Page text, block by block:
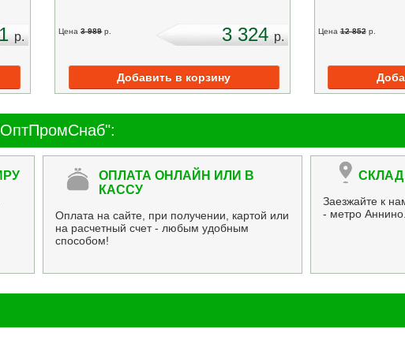
p. Цена 3 989 p. 3 324p. Цена 12 852 p.
ОПЛАТА ОНЛАЙН ИЛИ В
КАССУ
Оплата на сайте, при получении, картой или
на расчетный счет - любым удобным
способом!
Заезжайте к
- метро Аннино.